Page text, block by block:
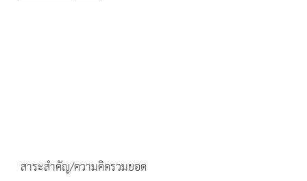
สาระสำคัญ/ความคิดรวมยอด